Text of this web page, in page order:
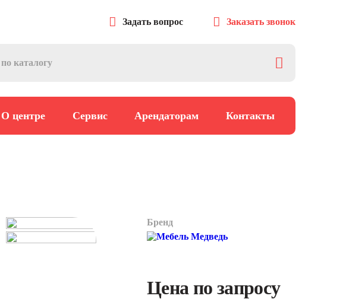
Задать вопрос Заказать звонок
О центре Сервис Арендаторам Контакты
Бренд
Цена по запросу